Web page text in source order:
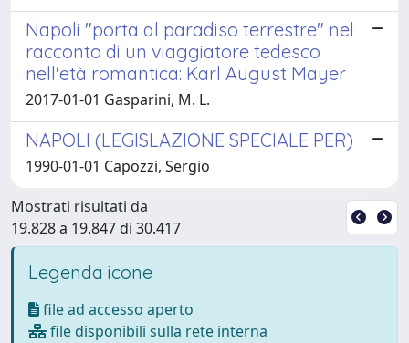
Napoli "porta al paradiso terrestre" nel
racconto di un viaggiatore tedesco
nell'età romantica: Karl August Mayer
2017-01-01 Gasparini, M. L.
NAPOLI (LEGISLAZIONE SPECIALE PER)
1990-01-01 Capozzi, Sergio
Mostrati risultati da
19.828 a 19.847 di 30.417
Legenda icone
file ad accesso aperto
file disponibili sulla rete interna